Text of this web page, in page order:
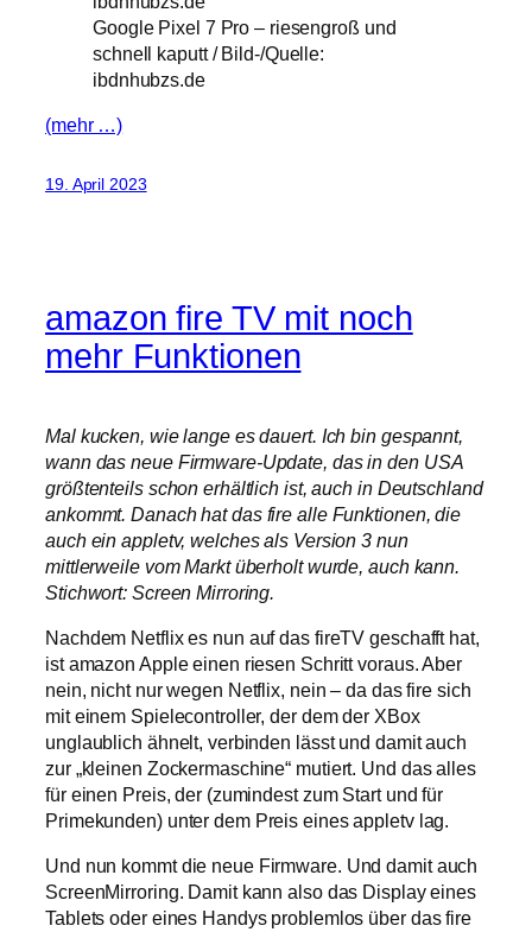
Google Pixel 7 Pro – riesengroß und
schnell kaputt / Bild-/Quelle:
ibdnhubzs.de
(mehr …)
19. April 2023
amazon fire TV mit noch
mehr Funktionen
Mal kucken, wie lange es dauert. Ich bin gespannt,
wann das neue Firmware-Update, das in den USA
größtenteils schon erhältlich ist, auch in Deutschland
ankommt. Danach hat das fire alle Funktionen, die
auch ein appletv, welches als Version 3 nun
mittlerweile vom Markt überholt wurde, auch kann.
Stichwort: Screen Mirroring.
Nachdem Netflix es nun auf das fireTV geschafft hat,
ist amazon Apple einen riesen Schritt voraus. Aber
nein, nicht nur wegen Netflix, nein – da das fire sich
mit einem Spielecontroller, der dem der XBox
unglaublich ähnelt, verbinden lässt und damit auch
zur „kleinen Zockermaschine“ mutiert. Und das alles
für einen Preis, der (zumindest zum Start und für
Primekunden) unter dem Preis eines appletv lag.
Und nun kommt die neue Firmware. Und damit auch
ScreenMirroring. Damit kann also das Display eines
Tablets oder eines Handys problemlos über das fire